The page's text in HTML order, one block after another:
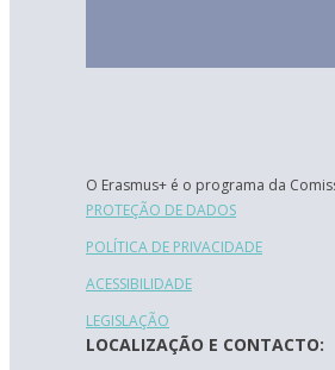
O Erasmus+ é o programa da
PROTEÇÃO DE DADOS
POLÍTICA DE PRIVACIDADE
ACESSIBILIDADE
LEGISLAÇÃO
LOCALIZAÇÃO E CONTACTO: